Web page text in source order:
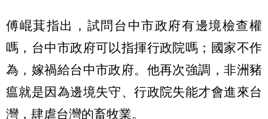
傅崐萁指出，試問台中市政府有邊境檢查權
嗎，台中市政府可以指揮行政院嗎；國家不作
為，嫁禍給台中市政府。他再次強調，非洲豬
瘟就是因為邊境失守、行政院失能才會進來台
灣，肆虐台灣的畜牧業。